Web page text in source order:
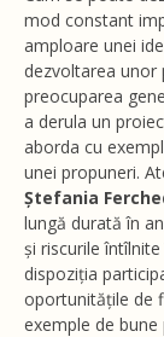
mod constant
amploare unei
dezvoltarea
preocuparea
a derula un
aborda cu
unei propuneri.
Ștefania
lungă durată în
și riscurile
dispoziția
oportunitățile de
exemple de